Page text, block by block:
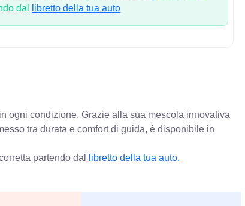
dal
libretto della tua auto
ogni condizione. Grazie alla sua mescola innovativa
tra durata e comfort di guida, è disponibile in
partendo dal libretto della tua auto.